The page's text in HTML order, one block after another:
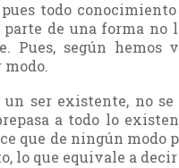
todo
de una forma no
Pues, según hemos
ser existente, no
a todo lo
que de ningún modo
lo que equivale a